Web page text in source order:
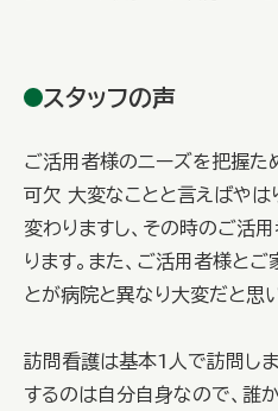
スタッフの声
ご活用者様のニーズを把握た
可欠 大変なことと言えばやは
変わりますし、その時のご活
ります。また、ご活用者様と
とが病院と異なり大変だと思い
訪問看護は基本1人で訪問し
するのは自分自身なので、誰